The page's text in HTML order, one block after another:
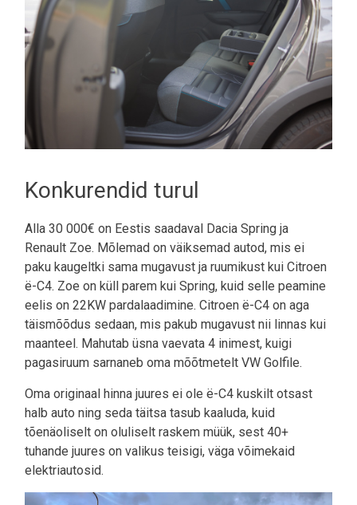
Konkurendid turul
Alla 30 000€ on Eestis saadaval Dacia Spring ja
Renault Zoe. Mõlemad on väiksemad autod, mis ei
paku kaugeltki sama mugavust ja ruumikust kui Citroen
ë-C4. Zoe on küll parem kui Spring, kuid selle peamine
eelis on 22KW pardalaadimine. Citroen ë-C4 on aga
täismõõdus sedaan, mis pakub mugavust nii linnas kui
maanteel. Mahutab üsna vaevata 4 inimest, kuigi
pagasiruum sarnaneb oma mõõtmetelt VW Golfile.
Oma originaal hinna juures ei ole ë-C4 kuskilt otsast
halb auto ning seda täitsa tasub kaaluda, kuid
tõenäoliselt on oluliselt raskem müük, sest 40+
tuhande juures on valikus teisigi, väga võimekaid
elektriautosid.